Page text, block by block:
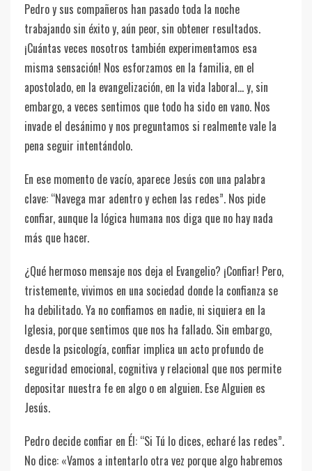
Pedro y sus compañeros han pasado toda la noche
trabajando sin éxito y, aún peor, sin obtener resultados.
¡Cuántas veces nosotros también experimentamos esa
misma sensación! Nos esforzamos en la familia, en el
apostolado, en la evangelización, en la vida laboral… y, sin
embargo, a veces sentimos que todo ha sido en vano. Nos
invade el desánimo y nos preguntamos si realmente vale la
pena seguir intentándolo.
En ese momento de vacío, aparece Jesús con una palabra
clave: “Navega mar adentro y echen las redes”. Nos pide
confiar, aunque la lógica humana nos diga que no hay nada
más que hacer.
¿Qué hermoso mensaje nos deja el Evangelio? ¡Confiar! Pero,
tristemente, vivimos en una sociedad donde la confianza se
ha debilitado. Ya no confiamos en nadie, ni siquiera en la
Iglesia, porque sentimos que nos ha fallado. Sin embargo,
desde la psicología, confiar implica un acto profundo de
seguridad emocional, cognitiva y relacional que nos permite
depositar nuestra fe en algo o en alguien. Ese Alguien es
Jesús.
Pedro decide confiar en Él: “Si Tú lo dices, echaré las redes”.
No dice: «Vamos a intentarlo otra vez porque algo habremos